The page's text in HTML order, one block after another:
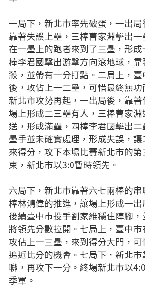
一局下，新北市率先破蛋，一出
靠著失誤上壘，三棒曹家淵擊出
在一壘上的跑者來到了三壘，形成
棒李君國擊出游擊方向滾地球，
殺，並帶有一分打點。二局上，臺
後，攻佔上一二壘，可惜最終無功
新北市攻勢再起，一出局後，靠
場上形成二三壘有人，三棒曹家
送，形成滿壘，四棒李君國擊出
壘手並未確實處理，形成失誤，
來得分，攻下本場比賽新北市的
束，新北市以3:0暫時領先。
六局下，新北市靠著六七兩棒的
棒林鴻偉的推進，讓場上形成一出
後續臺中市投手劉家維穩住陣腳
將領先分數拉開。七局上，臺中市
攻佔上一三壘，來到得分大門，
追近比分的機會。七局下，新北市
聯，再攻下一分。終場新北市以
季軍。